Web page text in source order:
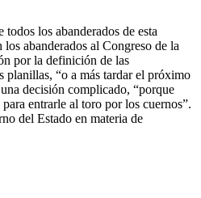
los abanderados de esta
abanderados al Congreso de la
por la definición de las
planillas, “o a más tardar el próximo
decisión complicado, “porque
entrarle al toro por los cuernos”.
del Estado en materia de